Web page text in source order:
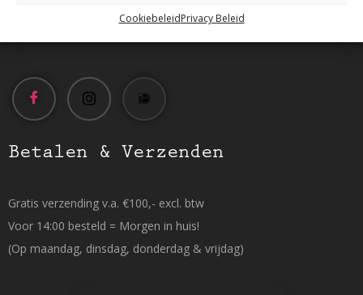
CookiebeleidPrivacy Beleid
Betalen & Verzenden
Gratis verzending v.a. €100,- excl. btw
Voor 14:00 besteld = Morgen in huis!
(Op maandag, dinsdag, donderdag & vrijdag)